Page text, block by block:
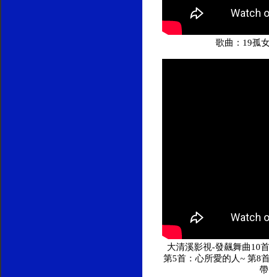
歌曲：19孤
大清溪影視-發飆舞曲10
第5首：心所愛的人~ 第8